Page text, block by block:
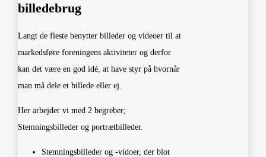
billedebrug
Langt de fleste benytter billeder og videoer til at
markedsføre foreningens aktiviteter og derfor
kan det være en god idé, at have styr på hvornår
man må dele et billede eller ej.
Her arbejder vi med 2 begreber;
Stemningsbilleder og portrætbilleder.
Stemningsbilleder og -vidoer, der blot